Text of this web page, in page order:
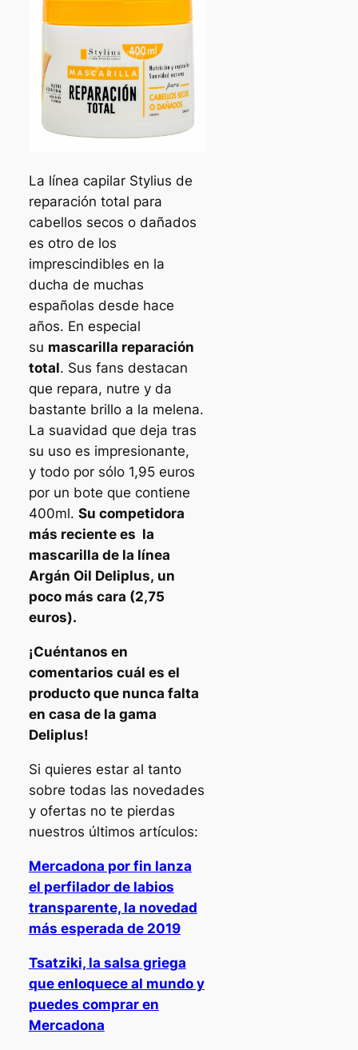
La línea capilar Stylius de
reparación total para
cabellos secos o dañados
es otro de los
imprescindibles en la
ducha de muchas
españolas desde hace
años. En especial
su mascarilla reparación
total. Sus fans destacan
que repara, nutre y da
bastante brillo a la melena.
La suavidad que deja tras
su uso es impresionante,
y todo por sólo 1,95 euros
por un bote que contiene
400ml. Su competidora
más reciente es la
mascarilla de la línea
Argán Oil Deliplus, un
poco más cara (2,75
euros).
¡Cuéntanos en
comentarios cuál es el
producto que nunca falta
en casa de la gama
Deliplus!
Si quieres estar al tanto
sobre todas las novedades
y ofertas no te pierdas
nuestros últimos artículos:
Mercadona por fin lanza
el perfilador de labios
transparente, la novedad
más esperada de 2019
Tsatziki, la salsa griega
que enloquece al mundo y
puedes comprar en
Mercadona